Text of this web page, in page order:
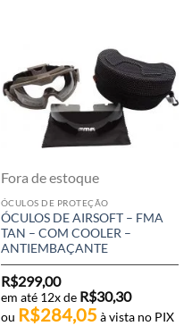
Fora de estoque
ÓCULOS DE PROTEÇÃO
ÓCULOS DE AIRSOFT – FMA
TAN – COM COOLER –
ANTIEMBAÇANTE
R$299,00
em até 12x de R$30,30
ou R$284,05 à vista no PIX